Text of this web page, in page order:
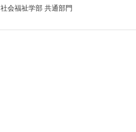
社会福祉学部 共通部門